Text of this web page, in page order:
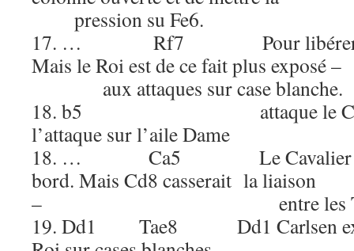
pression su Fe6.
17. … Rf7 Pour libérer
Mais le Roi est de ce fait
aux attaques sur case blanche.
18. b5 attaque le Cc6 et
l’attaque sur l’aile Dame
18. … Ca5 Le Cavalier se
bord. Mais Cd8 casserait la liaison
– entre les
19. Dd1 Tae8 Dd1 Carlsen